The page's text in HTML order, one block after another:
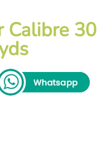
Calibre 30